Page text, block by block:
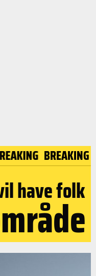
BREAKING BREAKING
have folk